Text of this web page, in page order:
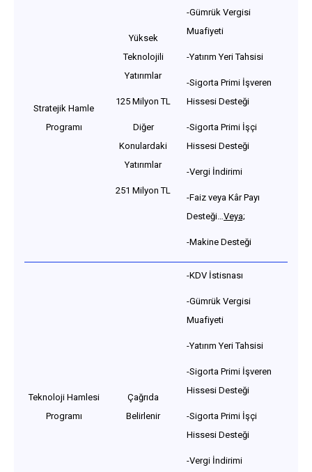
Stratejik Hamle
Programı
Yüksek
Teknolojili
Yatırımlar
125 Milyon TL
Diğer
Konulardaki
Yatırımlar
251 Milyon TL
-Gümrük Vergisi
Muafiyeti
-Yatırım Yeri Tahsisi
-Sigorta Primi İşveren
Hissesi Desteği
-Sigorta Primi İşçi
Hissesi Desteği
-Vergi İndirimi
-Faiz veya Kâr Payı
Desteği…Veya;
-Makine Desteği
Teknoloji Hamlesi
Programı
Çağrıda
Belirlenir
-KDV İstisnası
-Gümrük Vergisi
Muafiyeti
-Yatırım Yeri Tahsisi
-Sigorta Primi İşveren
Hissesi Desteği
-Sigorta Primi İşçi
Hissesi Desteği
-Vergi İndirimi